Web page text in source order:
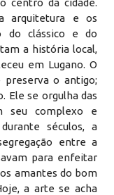
centro da cidade.
arquitetura e os
do clássico e do
a história local,
em Lugano. O
preserva o antigo;
Ele se orgulha das
seu complexo e
séculos, a
entre a
para enfeitar
os amantes do bom
a arte se acha